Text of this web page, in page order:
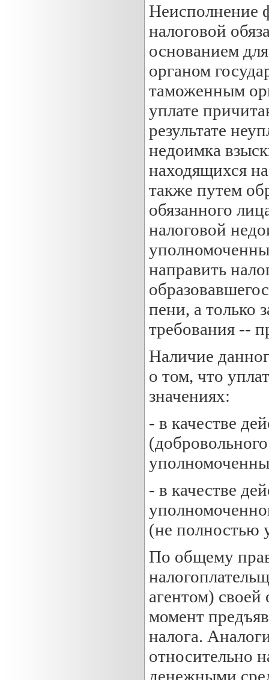
Неисполнение
налоговой
основанием
органом
таможенным
уплате
результате
недоимка
находящихся
также путем
обязанного
налоговой
направить
пени, а только
требования --
Наличие
о том, что
значениях:
- в качестве
- в качестве
(не полностью
По общему
агентом) своей
момент
налога.
относительно
денежными